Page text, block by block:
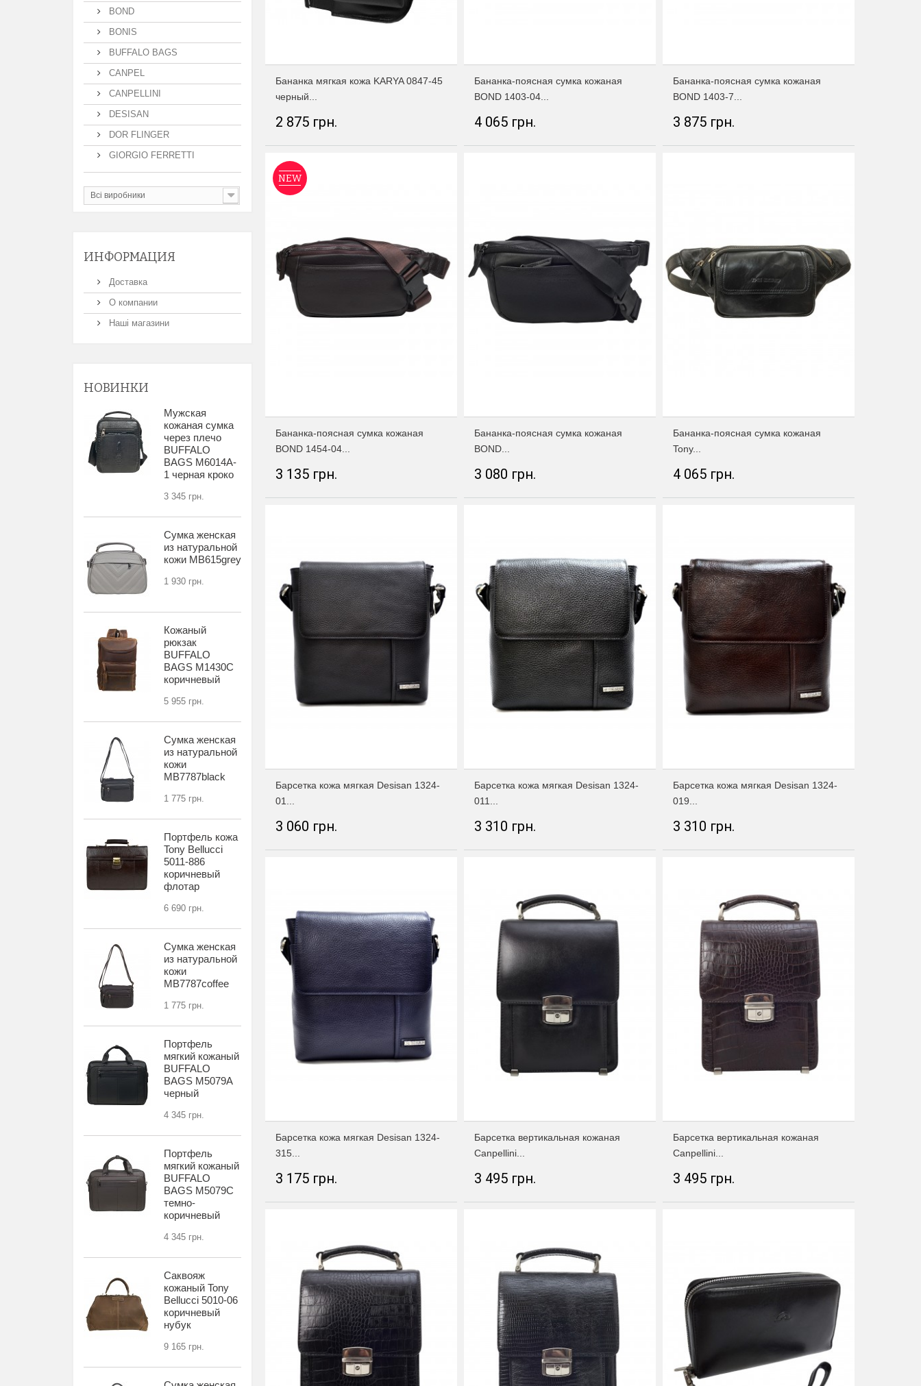
рыжий
BOND
BONIS
BUFFALO BAGS
CANPEL
CANPELLINI
DESISAN
DOR FLINGER
GIORGIO FERRETTI
Всі виробники
ИНФОРМАЦИЯ
Доставка
О компании
Наші магазини
НОВИНКИ
Мужская
кожаная сумка
через плечо
BUFFALO
BAGS M6014A-
1 черная кроко
3 345 грн.
Сумка женская
из натуральной
кожи MB615grey
1 930 грн.
Кожаный
рюкзак
BUFFALO
BAGS M1430С
коричневый
5 955 грн.
Сумка женская
из натуральной
кожи
MB7787black
1 775 грн.
Портфель кожа
Tony Bellucci
5011-886
коричневый
флотар
6 690 грн.
Сумка женская
из натуральной
кожи
MB7787coffee
1 775 грн.
Портфель
мягкий кожаный
BUFFALO
BAGS M5079A
черный
4 345 грн.
Портфель
мягкий кожаный
BUFFALO
BAGS M5079C
темно-
коричневый
4 345 грн.
Саквояж
кожаный Tony
Bellucci 5010-06
коричневый
нубук
9 165 грн.
Бананка мягкая кожа KARYA 0847-45
черный...
2 875 грн.
Бананка-поясная сумка кожаная
BOND 1403-04...
4 065 грн.
Бананка-поясная сумка кожаная
BOND 1403-7...
3 875 грн.
NEW
Бананка-поясная сумка кожаная
BOND 1454-04...
3 135 грн.
Бананка-поясная сумка кожаная
BOND...
3 080 грн.
Бананка-поясная сумка кожаная
Tony...
4 065 грн.
Барсетка кожа мягкая Desisan 1324-
01...
3 060 грн.
Барсетка кожа мягкая Desisan 1324-
011...
3 310 грн.
Барсетка кожа мягкая Desisan 1324-
019...
3 310 грн.
Барсетка кожа мягкая Desisan 1324-
315...
3 175 грн.
Барсетка вертикальная кожаная
Canpellini...
3 495 грн.
Барсетка вертикальная кожаная
Canpellini...
3 495 грн.